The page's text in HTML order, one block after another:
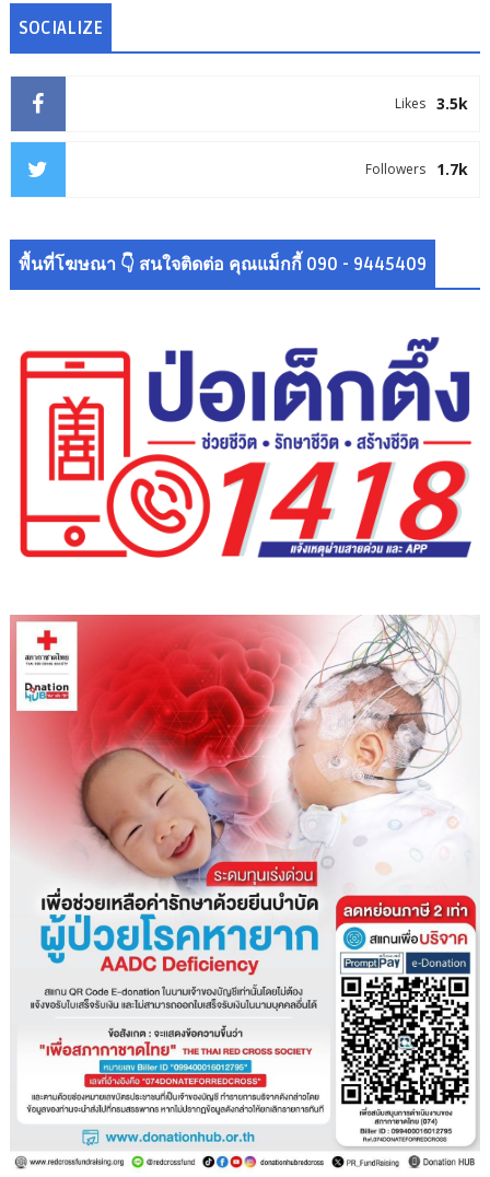
SOCIALIZE
3.5k
Likes
1.7k
Followers
พื้นที่โฆษณา 👇 สนใจติดต่อ คุณแม็กกี้ 090 - 9445409